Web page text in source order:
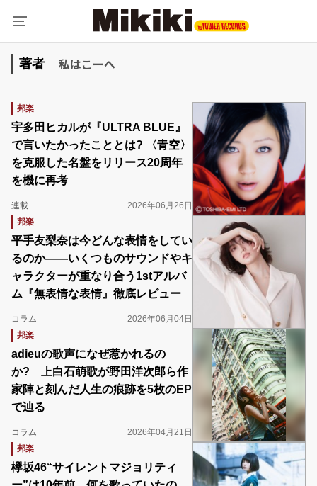
著者 私はこーへ
邦楽
宇多田ヒカルが『ULTRA BLUE』
で言いたかったこととは? 〈青空〉
を克服した名盤をリリース20周年
を機に再考
連載
2026年06月26日
邦楽
平手友梨奈は今どんな表情をしてい
るのか――いくつものサウンドやキ
ャラクターが重なり合う1stアルバ
ム『無表情な表情』徹底レビュー
コラム
2026年06月04日
邦楽
adieuの歌声になぜ惹かれるの
か? 上白石萌歌が野田洋次郎ら作
家陣と刻んだ人生の痕跡を5枚のEP
で辿る
コラム
2026年04月21日
邦楽
欅坂46“サイレントマジョリティ